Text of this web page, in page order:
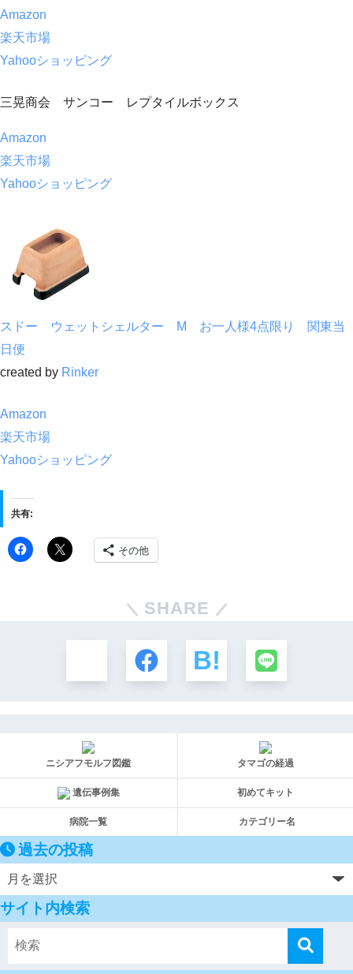
Amazon
楽天市場
Yahooショッピング
三晃商会 サンコー レプタイルボックス
Amazon
楽天市場
Yahooショッピング
スドー ウェットシェルター M お一人様4点限り 関東当
日便
created by Rinker
Amazon
楽天市場
Yahooショッピング
共有:
その他
SHARE
ニシアフモルフ図鑑 タマゴの経過
遺伝事例集 初めてキット
病院一覧 カテゴリー名
過去の投稿
サイト内検索